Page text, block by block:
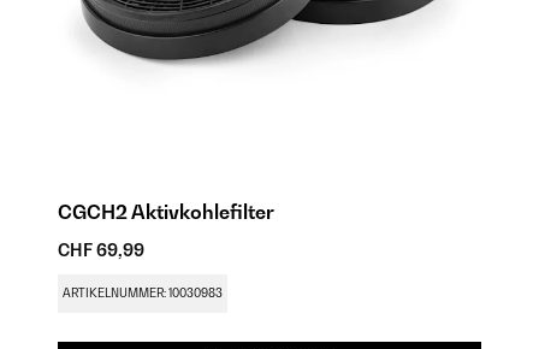
CGCH2 Aktivkohlefilter
CHF 69,99
ARTIKELNUMMER: 10030983